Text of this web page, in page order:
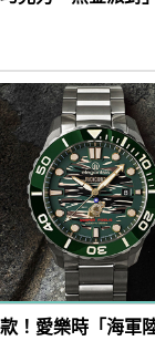
！愛樂時「海軍